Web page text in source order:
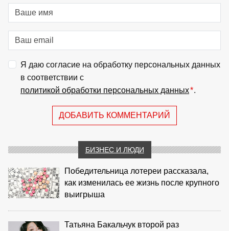
Я даю согласие на обработку персональных данных
в соответствии с
политикой обработки персональных данных*.
ДОБАВИТЬ КОММЕНТАРИЙ
БИЗНЕС И ЛЮДИ
Победительница лотереи рассказала,
как изменилась ее жизнь после крупного
выигрыша
Татьяна Бакальчук второй раз